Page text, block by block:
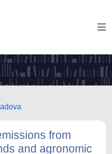
from
and agronomic